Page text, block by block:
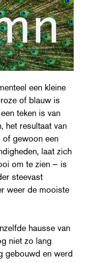
een kleine
of blauw is
teken is van
het resultaat van
gewoon een
laat zich
om te zien – is
steevast
weer de mooiste
hausse van
niet zo lang
gebouwd en werd